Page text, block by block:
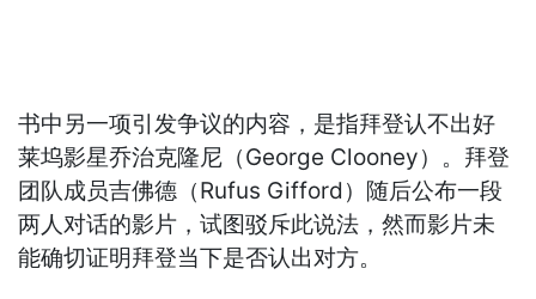
书中另一项引发争议的内容，是指拜登认不出好
莱坞影星乔治克隆尼（George Clooney）。拜登
团队成员吉佛德（Rufus Gifford）随后公布一段
两人对话的影片，试图驳斥此说法，然而影片未
能确切证明拜登当下是否认出对方。